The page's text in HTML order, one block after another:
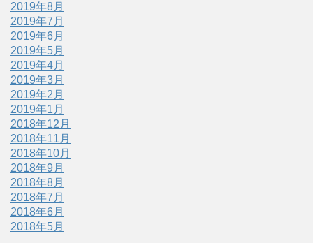
2019年8月
2019年7月
2019年6月
2019年5月
2019年4月
2019年3月
2019年2月
2019年1月
2018年12月
2018年11月
2018年10月
2018年9月
2018年8月
2018年7月
2018年6月
2018年5月